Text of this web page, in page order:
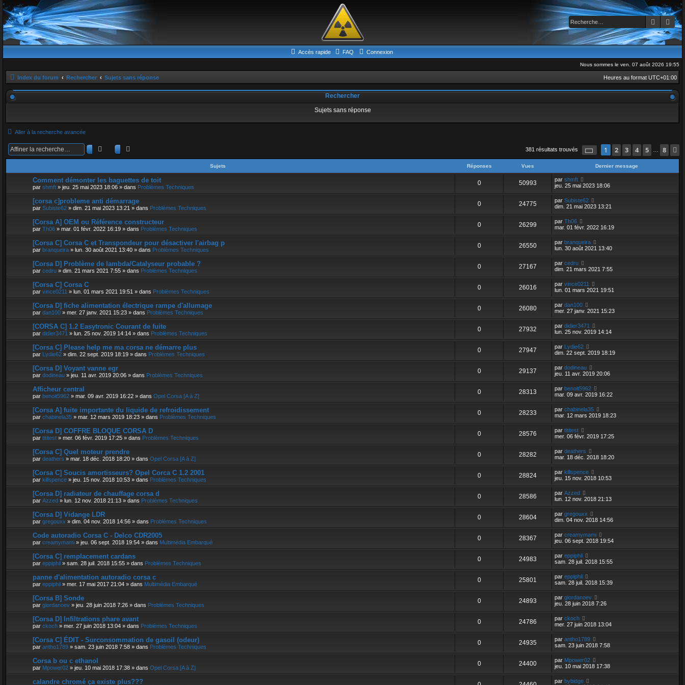
Accès rapide FAQ Connexion
Nous sommes le ven. 07 août 2026 19:55
Index du forum Rechercher Sujets sans réponse Heures au format UTC+01:00
Rechercher
Sujets sans réponse
Aller à la recherche avancée
Rechercher 381 résultats trouvés Page 1sur
1 2 3 4 5 8
Sujets Réponses Vues Dernier message
Comment démonter les baguettes de toit
par shmft » jeu. 25 mai 2023 18:06 » dans Problèmes Techniques
0 50993 par shmft
jeu. 25 mai 2023 18:06
[corsa c]probleme anti démarrage
par Subiste62 » dim. 21 mai 2023 13:21 » dans Problèmes Techniques
0 24775 par Subiste62
dim. 21 mai 2023 13:21
[Corsa A] OEM ou Référence constructeur
par Th06 » mar. 01 févr. 2022 16:19 » dans Problèmes Techniques
0 26299 par Th06
mar. 01 févr. 2022 16:19
[Corsa C] Corsa C et Transpondeur pour désactiver l'airbag p
par branqueira » lun. 30 août 2021 13:40 » dans Problèmes Techniques
0 26550 par branqueira
lun. 30 août 2021 13:40
[Corsa D] Problème de lambda/Catalyseur probable ?
par cedru » dim. 21 mars 2021 7:55 » dans Problèmes Techniques
0 27167 par cedru
dim. 21 mars 2021 7:55
[Corsa C] Corsa C
par vince0211 » lun. 01 mars 2021 19:51 » dans Problèmes Techniques
0 26016 par vince0211
lun. 01 mars 2021 19:51
[Corsa D] fiche alimentation électrique rampe d'allumage
par dan100 » mer. 27 janv. 2021 15:23 » dans Problèmes Techniques
0 26080 par dan100
mer. 27 janv. 2021 15:23
[CORSA C] 1.2 Easytronic Courant de fuite
par didier3471 » lun. 25 nov. 2019 14:14 » dans Problèmes Techniques
0 27932 par didier3471
lun. 25 nov. 2019 14:14
[Corsa C] Please help me ma corsa ne démarre plus
par Lydie62 » dim. 22 sept. 2019 18:19 » dans Problèmes Techniques
0 27947 par Lydie62
dim. 22 sept. 2019 18:19
[Corsa D] Voyant vanne egr
par dodineau » jeu. 11 avr. 2019 20:06 » dans Problèmes Techniques
0 29137 par dodineau
jeu. 11 avr. 2019 20:06
Afficheur central
par benoit5962 » mar. 09 avr. 2019 16:22 » dans Opel Corsa [A à Z]
0 28313 par benoit5962
mar. 09 avr. 2019 16:22
[Corsa A] fuite importante du liquide de refroidissement
par chabinela35 » mar. 12 mars 2019 18:23 » dans Problèmes Techniques
0 28233 par chabinela35
mar. 12 mars 2019 18:23
[Corsa D] COFFRE BLOQUE CORSA D
par tititest » mer. 06 févr. 2019 17:25 » dans Problèmes Techniques
0 28576 par tititest
mer. 06 févr. 2019 17:25
[Corsa C] Quel moteur prendre
par deathers » mar. 18 déc. 2018 18:20 » dans Opel Corsa [A à Z]
0 28282 par deathers
mar. 18 déc. 2018 18:20
[Corsa C] Soucis amortisseurs? Opel Corca C 1.2 2001
par killspence » jeu. 15 nov. 2018 10:53 » dans Problèmes Techniques
0 28824 par killspence
jeu. 15 nov. 2018 10:53
[Corsa D] radiateur de chauffage corsa d
par Azzed » lun. 12 nov. 2018 21:13 » dans Problèmes Techniques
0 28586 par Azzed
lun. 12 nov. 2018 21:13
[Corsa D] Vidange LDR
par gregouxx » dim. 04 nov. 2018 14:56 » dans Problèmes Techniques
0 28604 par gregouxx
dim. 04 nov. 2018 14:56
Code autoradio Corsa C - Delco CDR2005
par creamymami » jeu. 06 sept. 2018 19:54 » dans Multimédia Embarqué
0 28367 par creamymami
jeu. 06 sept. 2018 19:54
[Corsa C] remplacement cardans
par eppiphil » sam. 28 juil. 2018 15:55 » dans Problèmes Techniques
0 24983 par eppiphil
sam. 28 juil. 2018 15:55
panne d'alimentation autoradio corsa c
par eppiphil » mer. 17 mai 2017 21:04 » dans Multimédia Embarqué
0 25801 par eppiphil
sam. 28 juil. 2018 15:39
[Corsa B] Sonde
par giordanoev » jeu. 28 juin 2018 7:26 » dans Problèmes Techniques
0 24893 par giordanoev
jeu. 28 juin 2018 7:26
[Corsa D] Infiltrations phare avant
par ckoch » mer. 27 juin 2018 13:04 » dans Problèmes Techniques
0 24786 par ckoch
mer. 27 juin 2018 13:04
[Corsa C] ÉDIT - Surconsommation de gasoil (odeur)
par antho1789 » sam. 23 juin 2018 7:58 » dans Problèmes Techniques
0 24935 par antho1789
sam. 23 juin 2018 7:58
Corsa b ou c ethanol
par Mpower02 » jeu. 10 mai 2018 17:38 » dans Opel Corsa [A à Z]
0 24400 par Mpower02
jeu. 10 mai 2018 17:38
calandre chromé ça existe plus??? par bybidge